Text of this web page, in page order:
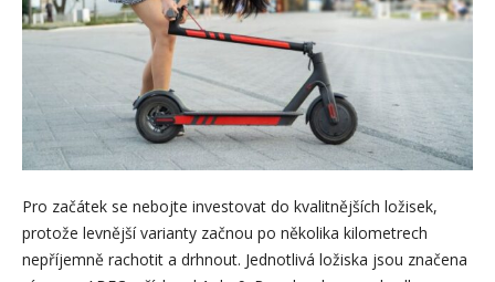
Pro začátek se nebojte investovat do kvalitnějších ložisek,
protože levnější varianty začnou po několika kilometrech
nepříjemně rachotit a drhnout. Jednotlivá ložiska jsou značena